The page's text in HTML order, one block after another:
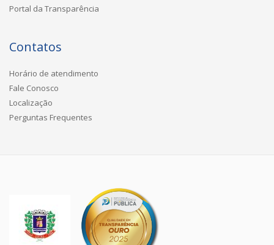
Portal da Transparência
Contatos
Horário de atendimento
Fale Conosco
Localização
Perguntas Frequentes